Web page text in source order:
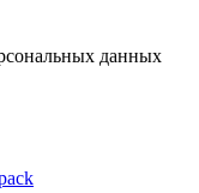
данных